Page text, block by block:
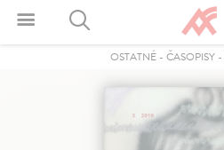
OSTATNÉ- ČASOPISY-